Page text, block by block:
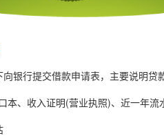
行提交借款申请表，主要说明贷
、收入证明(营业执照)、近一年流